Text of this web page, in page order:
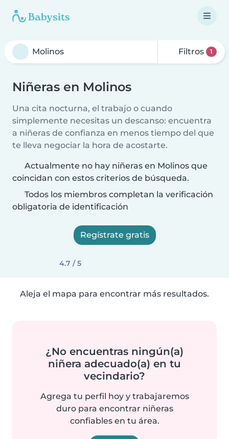
Filtros 1
Niñeras en Molinos
Una cita nocturna, el trabajo o cuando
simplemente necesitas un descanso: encuentra
a niñeras de confianza en menos tiempo del que
te lleva negociar la hora de acostarte.
Actualmente no hay niñeras en Molinos que
coincidan con estos criterios de búsqueda.
Todos los miembros completan la verificación
obligatoria de identificación
Regístrate gratis
4.7 / 5
Aleja el mapa para encontrar más resultados.
¿No encuentras ningún(a)
niñera adecuado(a) en tu
vecindario?
Agrega tu perfil hoy y trabajaremos
duro para encontrar niñeras
confiables en tu área.